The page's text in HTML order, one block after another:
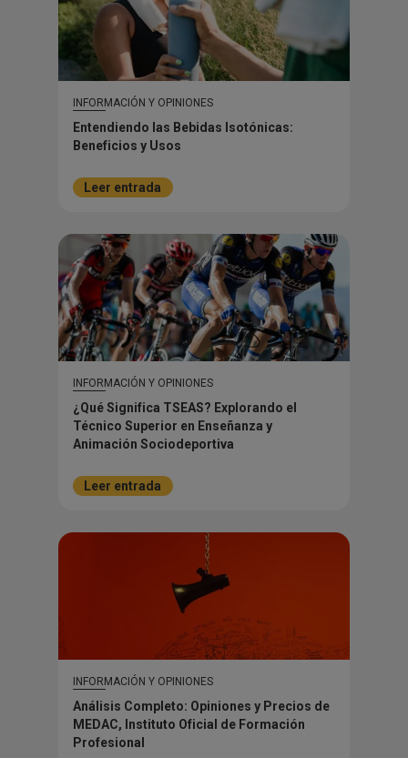
INFORMACIÓN Y OPINIONES
Entendiendo las Bebidas Isotónicas:
Beneficios y Usos
Leer entrada
INFORMACIÓN Y OPINIONES
¿Qué Significa TSEAS? Explorando el
Técnico Superior en Enseñanza y
Animación Sociodeportiva
Leer entrada
INFORMACIÓN Y OPINIONES
Análisis Completo: Opiniones y Precios de
MEDAC, Instituto Oficial de Formación
Profesional